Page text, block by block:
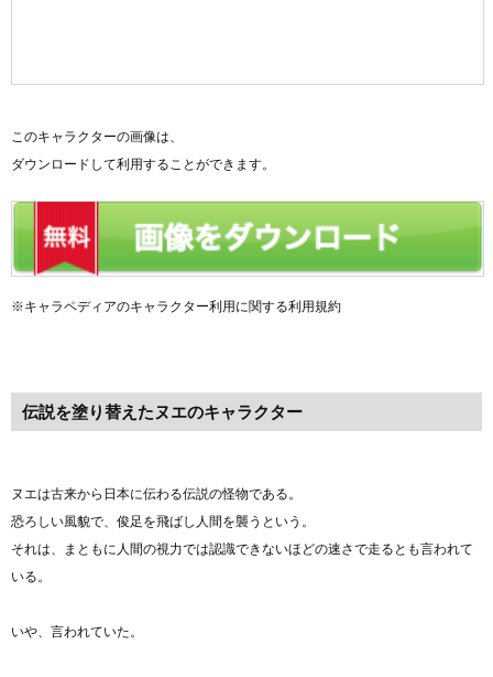
このキャラクターの画像は、
ダウンロードして利用することができます。
※キャラペディアのキャラクター利用に関する利用規約
伝説を塗り替えたヌエのキャラクター
ヌエは古来から日本に伝わる伝説の怪物である。
恐ろしい風貌で、俊足を飛ばし人間を襲うという。
それは、まともに人間の視力では認識できないほどの速さで走るとも言われて
いる。
いや、言われていた。